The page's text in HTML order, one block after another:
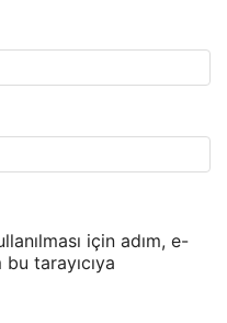
için adım, e-
tarayıcıya